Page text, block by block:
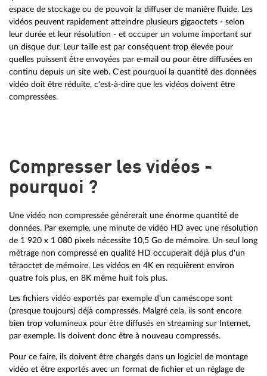
espace de stockage ou de pouvoir la diffuser de manière fluide. Les
vidéos peuvent rapidement atteindre plusieurs gigaoctets - selon
leur durée et leur résolution - et occuper un volume important sur
un disque dur. Leur taille est par conséquent trop élevée pour
quelles puissent être envoyées par e-mail ou pour être diffusées en
continu depuis un site web. C'est pourquoi la quantité des données
vidéo doit être réduite, c'est-à-dire que les vidéos doivent être
compressées.
Compresser les vidéos -
pourquoi ?
Une vidéo non compressée générerait une énorme quantité de
données. Par exemple, une minute de vidéo HD avec une résolution
de 1 920 x 1 080 pixels nécessite 10,5 Go de mémoire. Un seul long
métrage non compressé en qualité HD occuperait déjà plus d'un
téraoctet de mémoire. Les vidéos en 4K en requièrent environ
quatre fois plus, en 8K même huit fois plus.
Les fichiers vidéo exportés par exemple d'un caméscope sont
(presque toujours) déjà compressés. Malgré cela, ils sont encore
bien trop volumineux pour être diffusés en streaming sur Internet,
par exemple. Ils doivent donc être à nouveau compressés.
Pour ce faire, ils doivent être chargés dans un logiciel de montage
vidéo et être exportés avec un format de fichier et un réglage de